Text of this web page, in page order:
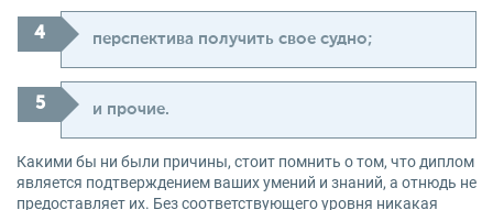
перспектива получить свое судно;
и прочие.
Какими бы ни были причины, стоит помнить о том, что диплом
является подтверждением ваших умений и знаний, а отнюдь не
предоставляет их. Без соответствующего уровня никакая